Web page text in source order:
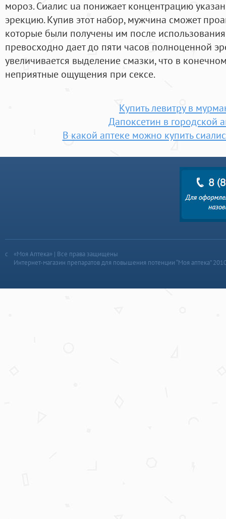
мороз. Сиалис ua понижает концентрацию
эрекцию. Купив этот набор, мужчина сможет
которые были получены им после
превосходно дает до пяти часов полноценной
увеличивается выделение смазки, что в
неприятные ощущения при сексе.
Купить левитру в
Дапоксетин в городской
В какой аптеке можно купить
«Моя Аптека» | Все права защищены
Интернет-магазин препаратов для повышения потенции “Моя аптека”